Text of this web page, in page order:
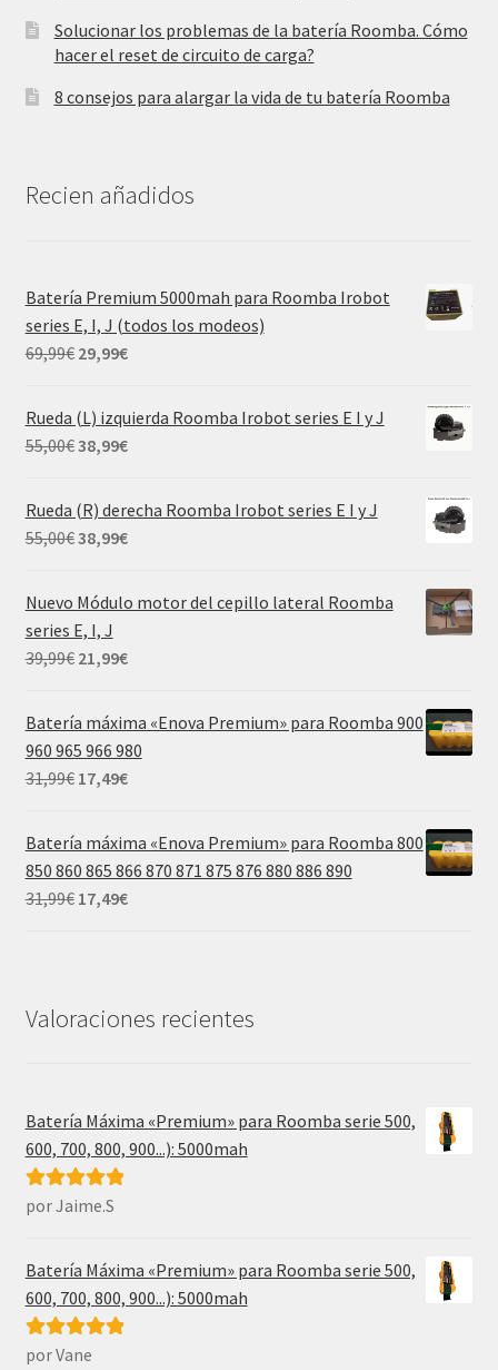
Solucionar los problemas de la batería Roomba. Cómo
hacer el reset de circuito de carga?
8 consejos para alargar la vida de tu batería Roomba
Recien añadidos
Batería Premium 5000mah para Roomba Irobot
series E, I, J (todos los modeos)
69,99€ El
original
era:
29,99€El
actual
es:
Rueda (L) izquierda Roomba Irobot series E I y J
55,00€El
original
era:
38,99€El
actual
es:
Rueda (R) derecha Roomba Irobot series E I y J
55,00€El
original
era:
55,00€.
38,99€El
actual
38,99€.
Nuevo Módulo motor del cepillo lateral Roomba
series E, I, J
39,99€ El
original
era:
39,99€.
21,99€El
actual
es:
21,99€.
Batería máxima «Enova Premium» para Roomba 900
960 965 966 980
31,99€ El
original
era:
31,99€.
17,49€El
actual
es:
17,49€.
Batería máxima «Enova Premium» para Roomba 800
850 860 865 866 870 871 875 876 880 886 890
31,99€ El
31,99€.
17,49€El
Valoraciones recientes
Batería Máxima «Premium» para Roomba serie 500,
600, 700, 800, 900...): 5000mah
Valorado con
por Jaime.S
Batería Máxima «Premium» para Roomba serie 500,
600, 700, 800, 900...): 5000mah
Valorado con
por Vane